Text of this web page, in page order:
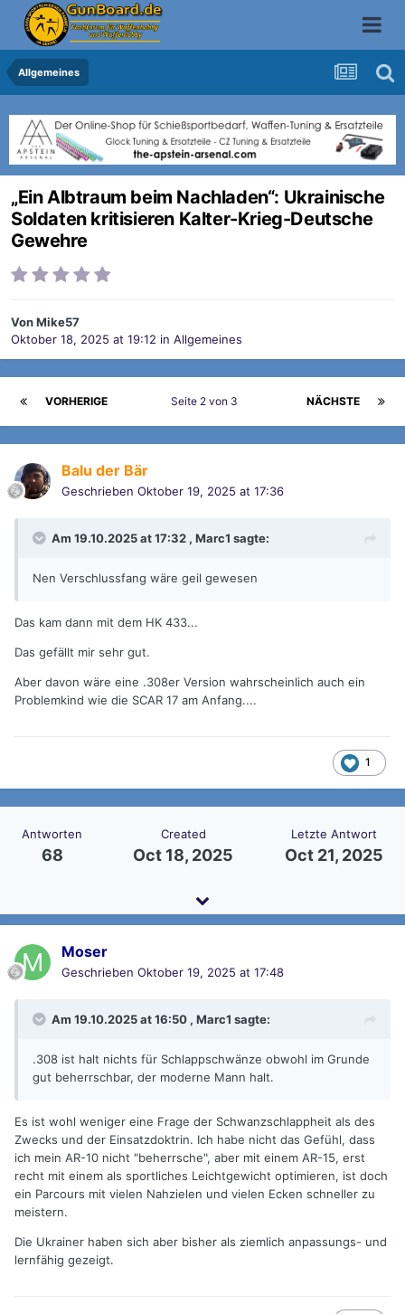
Allgemeines
„Ein Albtraum beim Nachladen“: Ukrainische
Soldaten kritisieren Kalter-Krieg-Deutsche
Gewehre
VonMike57
Oktober 18, 2025 at 19:12 in Allgemeines
VORHERIGE NÄCHSTE
Seite 2 von 3
Balu der Bär
Geschrieben Oktober 19, 2025 at 17:36
Am 19.10.2025 at 17:32 , Marc1 sagte:
Nen Verschlussfang wäre geil gewesen
Das kam dann mit dem HK 433...
Das gefällt mir sehr gut.
Aber davon wäre eine .308er Version wahrscheinlich auch ein
Problemkind wie die SCAR 17 am Anfang....
1
Antworten
68
Created
Oct 18, 2025
Letzte Antwort
Oct 21, 2025
Moser
Geschrieben Oktober 19, 2025 at 17:48
Am 19.10.2025 at 16:50 , Marc1 sagte:
.308 ist halt nichts für Schlappschwänze obwohl im Grunde
gut beherrschbar, der moderne Mann halt.
Es ist wohl weniger eine Frage der Schwanzschlappheit als des
Zwecks und der Einsatzdoktrin. Ich habe nicht das Gefühl, dass
ich mein AR-10 nicht "beherrsche", aber mit einem AR-15, erst
recht mit einem als sportliches Leichtgewicht optimieren, ist doch
ein Parcours mit vielen Nahzielen und vielen Ecken schneller zu
meistern.
Die Ukrainer haben sich aber bisher als ziemlich anpassungs- und
lernfähig gezeigt.